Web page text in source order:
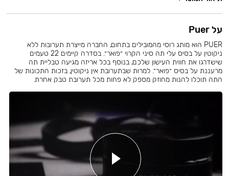
על Puer
PUER הוא מותג רוסי מהמובילים בתחום, החברה מייצרת תערובות ללא
ניקוטין על בסיס עלי תה סיני הקרוי ״פואר״. בסדרה קיימים 22 טעמים
שישדרגו את חווית העישון שלכם, בנוסף בכל אריזה מגיעה טבליית תה
מרעננת על בסיס ״פואר״. למרות שבתערובת אין ניקוטין, בזכות התכונות של
התה תוכלו להנות מחוזק מספק לא פחות מכל תערובת טבק אחרת.